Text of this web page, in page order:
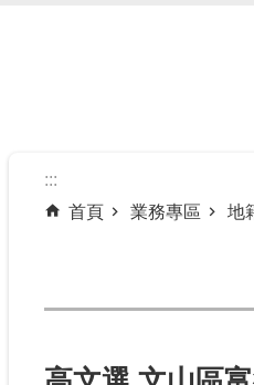
:::
首頁
業務專區 地